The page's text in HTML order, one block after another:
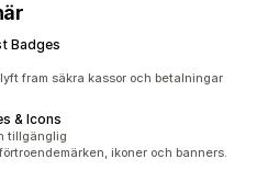
Badges
fram säkra kassor och betalningar
& Icons
tillgänglig
ikoner och banners.